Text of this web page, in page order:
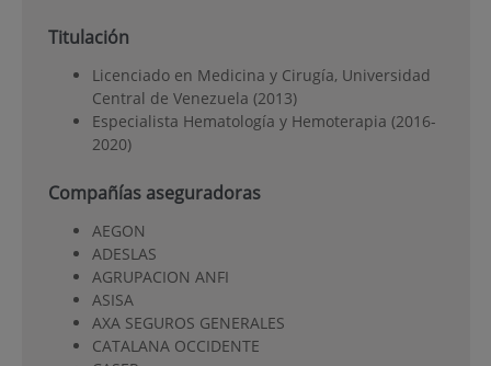
Titulación
Licenciado en Medicina y Cirugía, Universidad
Central de Venezuela (2013)
Especialista Hematología y Hemoterapia (2016-
2020)
Compañías aseguradoras
AEGON
ADESLAS
AGRUPACION ANFI
ASISA
AXA SEGUROS GENERALES
CATALANA OCCIDENTE